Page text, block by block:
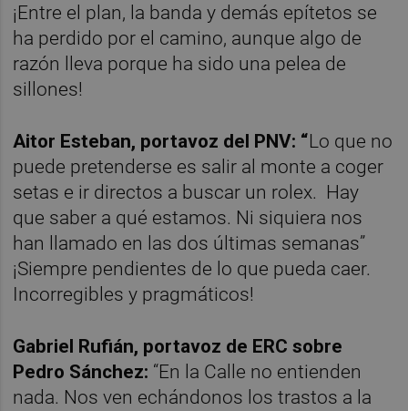
¡Entre el plan, la banda y demás epítetos se
ha perdido por el camino, aunque algo de
razón lleva porque ha sido una pelea de
sillones!
Aitor Esteban, portavoz del PNV: “Lo que no
puede pretenderse es salir al monte a coger
setas e ir directos a buscar un rolex. Hay
que saber a qué estamos. Ni siquiera nos
han llamado en las dos últimas semanas”
¡Siempre pendientes de lo que pueda caer.
Incorregibles y pragmáticos!
Gabriel Rufián, portavoz de ERC sobre
Pedro Sánchez: “En la Calle no entienden
nada. Nos ven echándonos los trastos a la